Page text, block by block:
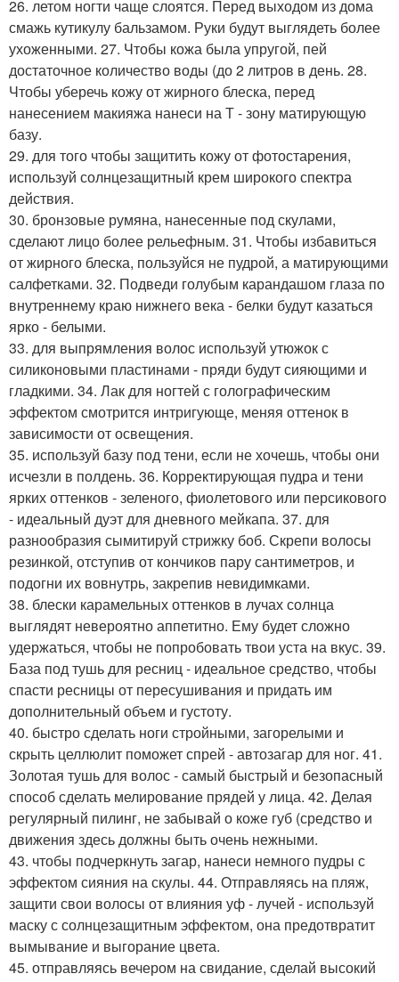
26. летом ногти чаще слоятся. Перед выходом из дома
смажь кутикулу бальзамом. Руки будут выглядеть более
ухоженными. 27. Чтобы кожа была упругой, пей
достаточное количество воды (до 2 литров в день. 28.
Чтобы уберечь кожу от жирного блеска, перед
нанесением макияжа нанеси на Т - зону матирующую
базу.
29. для того чтобы защитить кожу от фотостарения,
используй солнцезащитный крем широкого спектра
действия.
30. бронзовые румяна, нанесенные под скулами,
сделают лицо более рельефным. 31. Чтобы избавиться
от жирного блеска, пользуйся не пудрой, а матирующими
салфетками. 32. Подведи голубым карандашом глаза по
внутреннему краю нижнего века - белки будут казаться
ярко - белыми.
33. для выпрямления волос используй утюжок с
силиконовыми пластинами - пряди будут сияющими и
гладкими. 34. Лак для ногтей с голографическим
эффектом смотрится интригующе, меняя оттенок в
зависимости от освещения.
35. используй базу под тени, если не хочешь, чтобы они
исчезли в полдень. 36. Корректирующая пудра и тени
ярких оттенков - зеленого, фиолетового или персикового
- идеальный дуэт для дневного мейкапа. 37. для
разнообразия сымитируй стрижку боб. Скрепи волосы
резинкой, отступив от кончиков пару сантиметров, и
подогни их вовнутрь, закрепив невидимками.
38. блески карамельных оттенков в лучах солнца
выглядят невероятно аппетитно. Ему будет сложно
удержаться, чтобы не попробовать твои уста на вкус. 39.
База под тушь для ресниц - идеальное средство, чтобы
спасти ресницы от пересушивания и придать им
дополнительный объем и густоту.
40. быстро сделать ноги стройными, загорелыми и
скрыть целлюлит поможет спрей - автозагар для ног. 41.
Золотая тушь для волос - самый быстрый и безопасный
способ сделать мелирование прядей у лица. 42. Делая
регулярный пилинг, не забывай о коже губ (средство и
движения здесь должны быть очень нежными.
43. чтобы подчеркнуть загар, нанеси немного пудры с
эффектом сияния на скулы. 44. Отправляясь на пляж,
защити свои волосы от влияния уф - лучей - используй
маску с солнцезащитным эффектом, она предотвратит
вымывание и выгорание цвета.
45. отправляясь вечером на свидание, сделай высокий